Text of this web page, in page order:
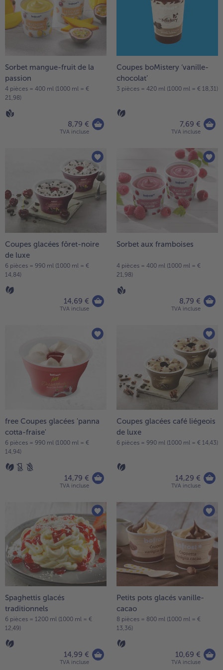
TousVins & Alcools
Ustensiles de cuisine
TousUstensiles de cuisine
Gâteaux & Tartes
TousBIO
bofrost*free
Tousbofrost*free
High Protein
bofrost*plus.
Tousbofrost*plus.
Alternatives végétale
TousAlternatives végétale
Friteuse à air chaud
- 5 € à l’achat de 7 menus au choix
Sorbet mangue-fruit de la
passion
4 pièces = 400 ml (1000 ml = €
21,98)
8,79 €
TVA incluse
Coupes boMistery ‘vanille-
chocolat’
3 pièces = 420 ml (1000 ml = € 18,31)
7,69 €
TVA incluse
Coupes glacées fôret-noire
de luxe
6 pièces = 990 ml (1000 ml = €
14,84)
14,69 €
TVA incluse
Sorbet aux framboises
4 pièces = 400 ml (1000 ml = €
21,98)
8,79 €
TVA incluse
free Coupes glacées 'panna
cotta-fraise'
6 pièces = 990 ml (1000 ml = €
14,94)
14,79 €
TVA incluse
Coupes glacées café liégeois
de luxe
6 pièces = 990 ml (1000 ml = € 14,43)
14,29 €
TVA incluse
Spaghettis glacés
traditionnels
6 pièces = 1200 ml (1000 ml = €
12,49)
14,99 €
TVA incluse
Petits pots glacés vanille-
cacao
8 pièces = 800 ml (1000 ml = €
13,36)
10,69 €
TVA incluse